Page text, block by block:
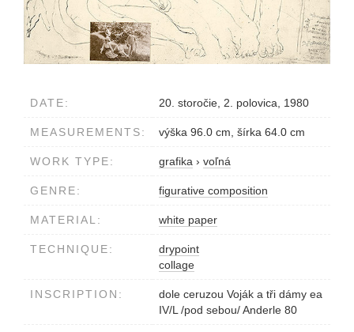
DATE: 20. storočie, 2. polovica, 1980
MEASUREMENTS: výška 96.0 cm, šírka 64.0 cm
WORK TYPE: grafika › voľná
GENRE: figurative composition
MATERIAL: white paper
TECHNIQUE:
drypoint
collage
INSCRIPTION:
dole ceruzou Voják a tři dámy ea
IV/L /pod sebou/ Anderle 80